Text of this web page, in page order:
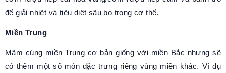
để giải nhiệt và tiêu diệt sâu bọ trong cơ thể.
Miền Trung
Mâm cúng miền Trung cơ bản giống với miền Bắc nhưng sẽ
có thêm một số món đặc trưng riêng vùng miền khác. Ví dụ